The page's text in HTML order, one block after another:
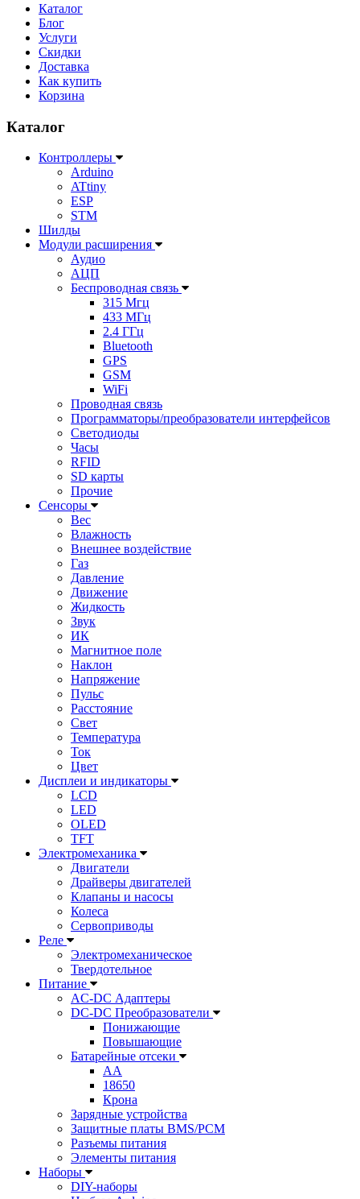
Каталог
Блог
Услуги
Скидки
Доставка
Как купить
Корзина
Каталог
Контроллеры
Arduino
ATtiny
ESP
STM
Шилды
Модули расширения
Аудио
АЦП
Беспроводная связь
315 Мгц
433 МГц
2.4 ГГц
Bluetooth
GPS
GSM
WiFi
Проводная связь
Программаторы/преобразователи интерфейсов
Светодиоды
Часы
RFID
SD карты
Прочие
Сенсоры
Вес
Влажность
Внешнее воздействие
Газ
Давление
Движение
Жидкость
Звук
ИК
Магнитное поле
Наклон
Напряжение
Пульс
Расстояние
Свет
Температура
Ток
Цвет
Дисплеи и индикаторы
LCD
LED
OLED
TFT
Электромеханика
Двигатели
Драйверы двигателей
Клапаны и насосы
Колеса
Сервоприводы
Реле
Электромеханическое
Твердотельное
Питание
AC-DC Адаптеры
DC-DC Преобразователи
Понижающие
Повышающие
Батарейные отсеки
AA
18650
Крона
Зарядные устройства
Защитные платы BMS/PCM
Разъемы питания
Элементы питания
Наборы
DIY-наборы